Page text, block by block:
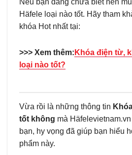
Nếu bạn đang chưa biết nên
Häfele loại nào tốt. Hãy tham
khóa Hot nhất tại:
>>> Xem thêm: Khóa điện từ,
loại nào tốt?
Vừa rồi là những thông tin
tốt không mà
bạn, hy vọng đã giúp bạn hiểu
phẩm này.